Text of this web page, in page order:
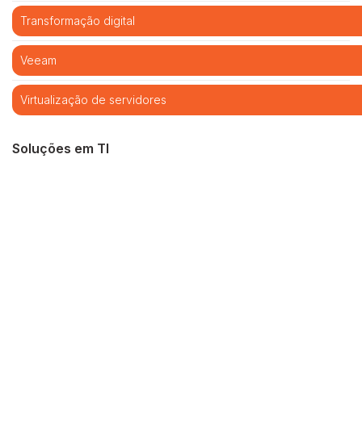
Transformação digital
Veeam
Virtualização de servidores
Soluções em TI